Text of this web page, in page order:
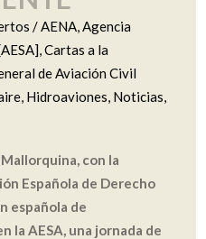
/ AENA,Agencia
,Cartas a la
de Aviación Civil
, Hidroaviones, Noticias,
con la
Española de Derecho
española de
la AESA, una jornada de